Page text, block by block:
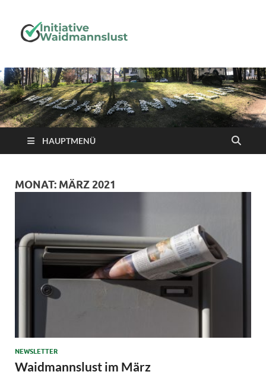
HAUPTMENÜ
MONAT: MÄRZ 2021
NEWSLETTER
Waidmannslust im März